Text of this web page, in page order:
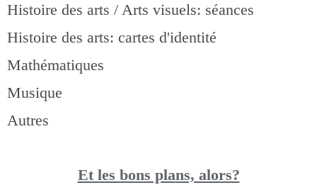
Histoire des arts / Arts visuels: séances
Histoire des arts: cartes d'identité
Mathématiques
Musique
Autres
Et les bons plans, alors?